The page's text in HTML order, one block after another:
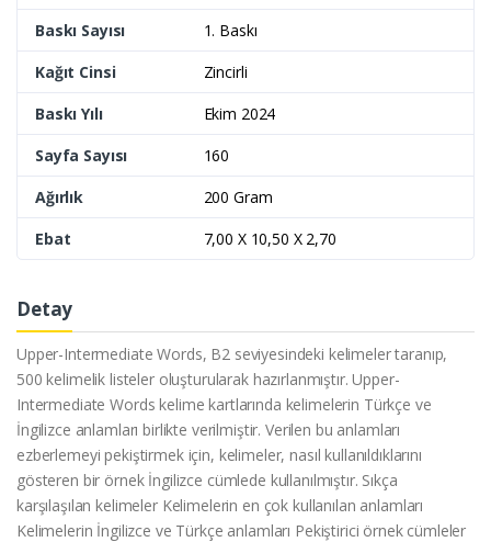
Baskı Sayısı
1. Baskı
Kağıt Cinsi
Zincirli
Baskı Yılı
Ekim 2024
Sayfa Sayısı
160
Ağırlık
200 Gram
Ebat
7,00 X 10,50 X 2,70
Detay
Upper-Intermediate Words, B2 seviyesindeki kelimeler taranıp,
500 kelimelik listeler oluşturularak hazırlanmıştır. Upper-
Intermediate Words kelime kartlarında kelimelerin Türkçe ve
İngilizce anlamları birlikte verilmiştir. Verilen bu anlamları
ezberlemeyi pekiştirmek için, kelimeler, nasıl kullanıldıklarını
gösteren bir örnek İngilizce cümlede kullanılmıştır. Sıkça
karşılaşılan kelimeler Kelimelerin en çok kullanılan anlamları
Kelimelerin İngilizce ve Türkçe anlamları Pekiştirici örnek cümleler